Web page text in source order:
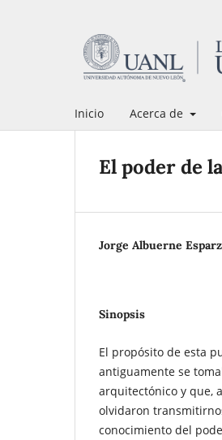
Inicio Acerca de
El poder de
Jorge Albuerne
Sinopsis
El propósito de esta
antiguamente se
arquitectónico y que,
olvidaron
conocimiento del